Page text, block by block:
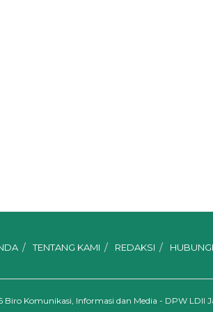
TENTANG KAMI REDAKSI
Biro Komunikasi, Informasi dan Media - DPW LDII